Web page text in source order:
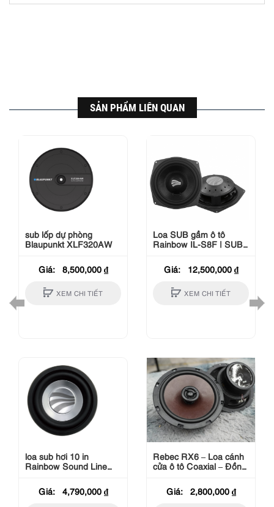
SẢN PHẨM LIÊN QUAN
sub lốp dự phòng
Blaupunkt XLF320AW
Giá: 8,500,000 ₫
XEM CHI TIẾT
loa sub hơi 10 in
Rainbow Sound Line
Giá:
4,790,000 ₫
Loa SUB gầm ô tô
Rainbow IL-S8F | SUB
LuxGiá: 12,500,000 ₫
XEM CHI TIẾT
Rebec RX6 – Loa cánh
cửa ô tô Coaxial – Đồng
Giá:
2,800,000 ₫